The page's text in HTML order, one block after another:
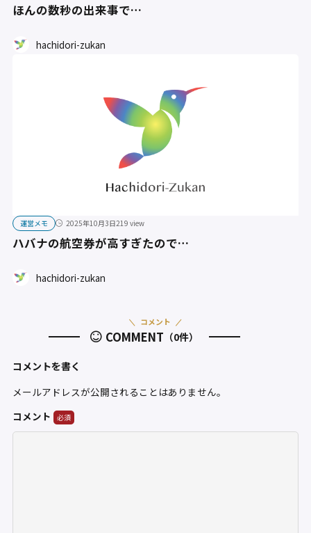
ほんの数秒の出来事で…
hachidori-zukan
運営メモ 2025年10月3日219 view
ハバナの航空券が高すぎたので…
hachidori-zukan
COMMENT （0件）
コメント
コメントを書く
メールアドレスが公開されることはありません。
コメント